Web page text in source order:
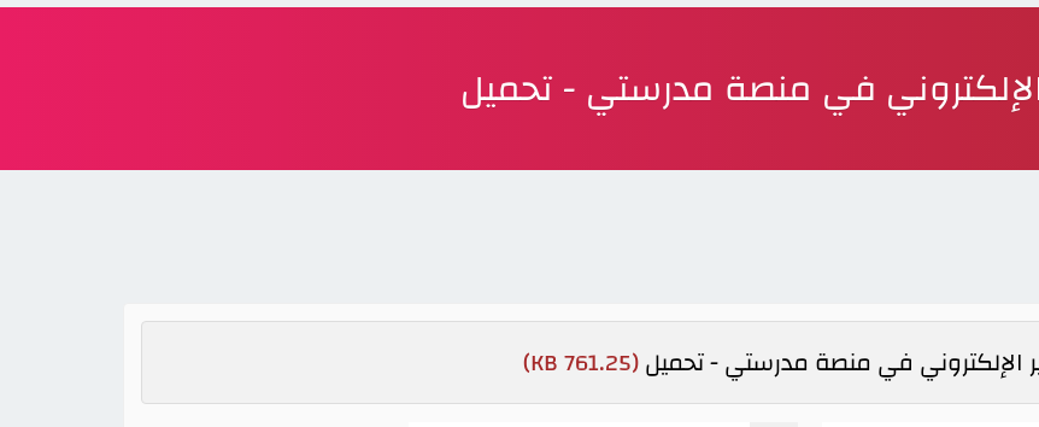
الإلكتروني في منصة مدرستي - تحميل
الإلكتروني في منصة مدرستي - تحميل(761.25 KB)